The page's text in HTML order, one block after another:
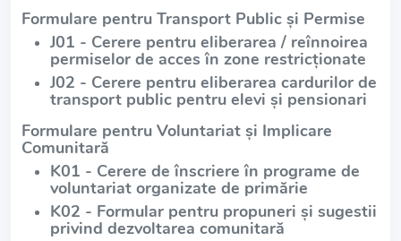
Formulare pentru Transport Public și Permise
J01 - Cerere pentru eliberarea / reînnoirea
permiselor de acces în zone restricționate
J02 - Cerere pentru eliberarea cardurilor de
transport public pentru elevi și pensionari
Formulare pentru Voluntariat și Implicare
Comunitară
K01 - Cerere de înscriere în programe de
voluntariat organizate de primărie
K02 - Formular pentru propuneri și sugestii
privind dezvoltarea comunitară